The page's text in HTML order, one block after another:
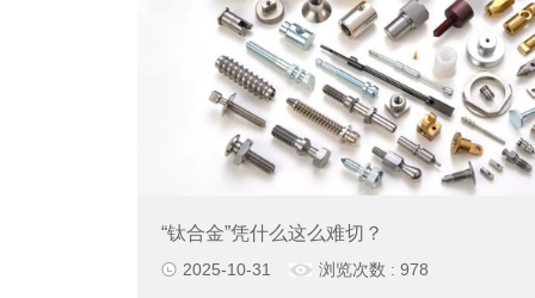
“钛合金”凭什么这么难切？
2025-10-31 浏览次数 : 978